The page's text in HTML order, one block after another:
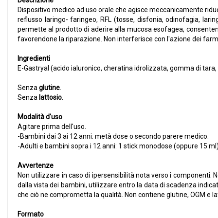
Dispositivo medico ad uso orale che agisce meccanicamente
reflusso laringo- faringeo, RFL (tosse, disfonia, odinofagia,
permette al prodotto di aderire alla mucosa esofagea,
favorendone la riparazione. Non interferisce con l'azione dei
Ingredienti
E-Gastryal (acido ialuronico, cheratina idrolizzata, gomma di
Senza glutine
Senza lattosio
Modalità d'uso
Agitare prima dell'uso.
-Bambini dai 3 ai 12 anni: metà dose o secondo parere medico.
-Adulti e bambini sopra i 12 anni: 1 stick monodose (oppure 15
Avvertenze
Non utilizzare in caso di ipersensibilità nota verso i
dalla vista dei bambini, utilizzare entro la data di scadenza
che ciò ne comprometta la qualità. Non contiene glutine, OGM e
Formato